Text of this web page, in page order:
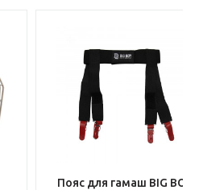
Пояс для гамаш BIG BOY